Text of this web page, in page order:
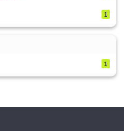
1
1